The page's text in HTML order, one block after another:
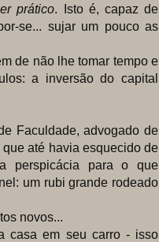
prático. Isto é, capaz de
se... sujar um pouco as
de não lhe tomar tempo e
a inversão do capital
Faculdade, advogado de
até havia esquecido de
perspicácia para o que
um rubi grande rodeado
novos...
em seu carro - isso